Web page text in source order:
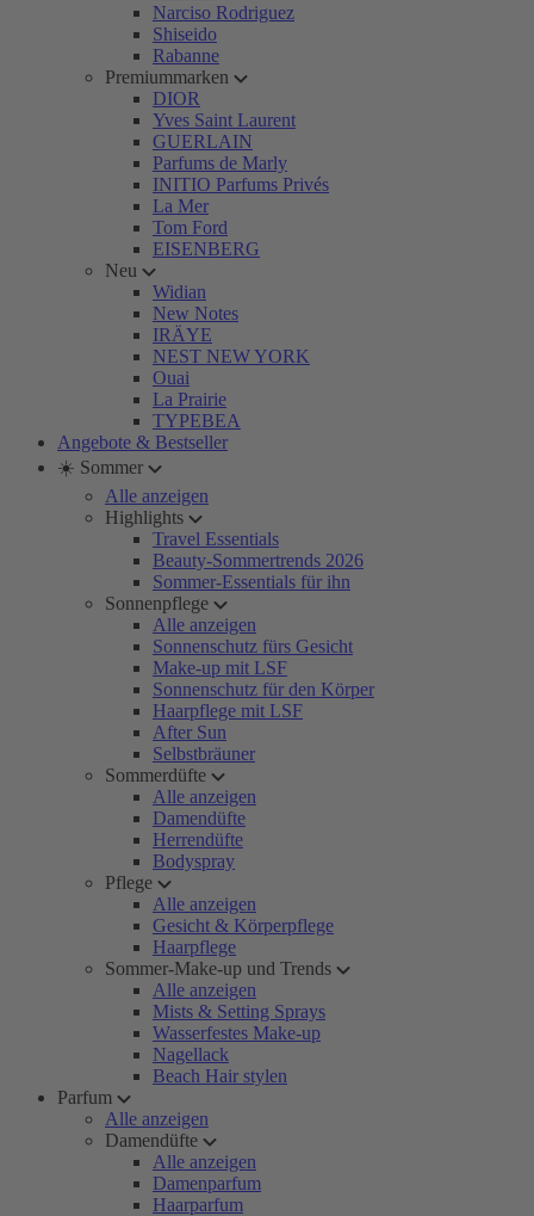
Narciso Rodriguez
Shiseido
Rabanne
Premiummarken
DIOR
Yves Saint Laurent
GUERLAIN
Parfums de Marly
INITIO Parfums Privés
La Mer
Tom Ford
EISENBERG
Neu
Widian
New Notes
IRÄYE
NEST NEW YORK
Ouai
La Prairie
TYPEBEA
Angebote & Bestseller
☀️ Sommer
Alle anzeigen
Highlights
Travel Essentials
Beauty-Sommertrends 2026
Sommer-Essentials für ihn
Sonnenpflege
Alle anzeigen
Sonnenschutz fürs Gesicht
Make-up mit LSF
Sonnenschutz für den Körper
Haarpflege mit LSF
After Sun
Selbstbräuner
Sommerdüfte
Alle anzeigen
Damendüfte
Herrendüfte
Bodyspray
Pflege
Alle anzeigen
Gesicht & Körperpflege
Haarpflege
Sommer-Make-up und Trends
Alle anzeigen
Mists & Setting Sprays
Wasserfestes Make-up
Nagellack
Beach Hair stylen
Parfum
Alle anzeigen
Damendüfte
Alle anzeigen
Damenparfum
Haarparfum